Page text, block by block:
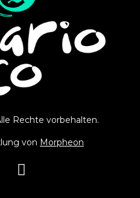
Rechte vorbehalten.
von Morpheon